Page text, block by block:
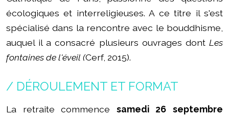
écologiques et interreligieuses. A ce titre il s'est
spécialisé dans la rencontre avec le bouddhisme,
auquel il a consacré plusieurs ouvrages dont Les
fontaines de l'éveil (Cerf, 2015).
/ DÉROULEMENT ET FORMAT
La retraite commence samedi 26 septembre